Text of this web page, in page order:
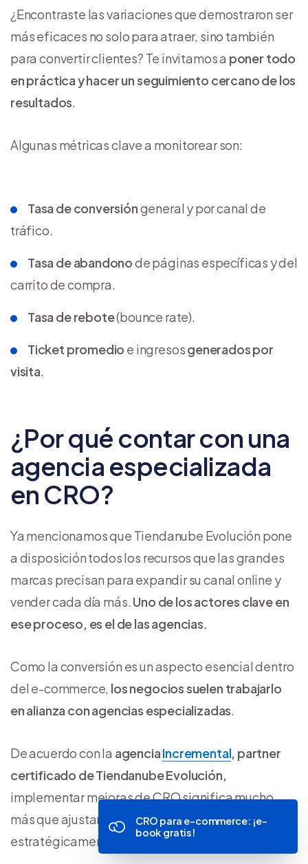
¿Encontraste las variaciones que demostraron ser
más eficaces no solo para atraer, sino también
para convertir clientes? Te invitamos a poner todo
en práctica y hacer un seguimiento cercano de los
resultados
Algunas métricas clave a monitorear son:
Tasa de conversióngeneral y por canal de
tráfico.
Tasa de abandonode páginas específicas y del
carrito de compra.
Tasa de rebote(bounce rate).
Ticket promedio e ingresosgenerados por
visita
¿Por qué contar con una
agencia especializada
en CRO?
Ya mencionamos que Tiendanube Evolución pone
a disposición todos los recursos que las grandes
marcas precisan para expandir su canal online y
vender cada día más. Uno de los actores clave en
ese proceso, es el de las agencias.
Como la conversión es un aspecto esencial dentro
del e-commerce, los negocios suelen trabajarlo
en alianza con agencias especializadas
De acuerdo con la agenciaIncremental, partner
certificado de Tiendanube Evolución,
implementar mejoras de CRO significa mucho
más que ajustar detalles: implica experimentar
estratégicamente en cuatro pilares.
CRO para e-commerce: ¡e-
book gratis!